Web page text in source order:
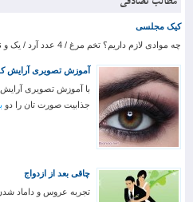
مطالب تصادفی
کیک مجلسی
چه موادی لازم داریم؟ تخم مرغ / 4 عدد آرد / یک و نیم لیوان شکر
آموزش تصویری آرایش
با آموزش تصویری
جذابیت صورت تان را دو
چاقی بعد از ازدواج
تجربه عروس و داماد